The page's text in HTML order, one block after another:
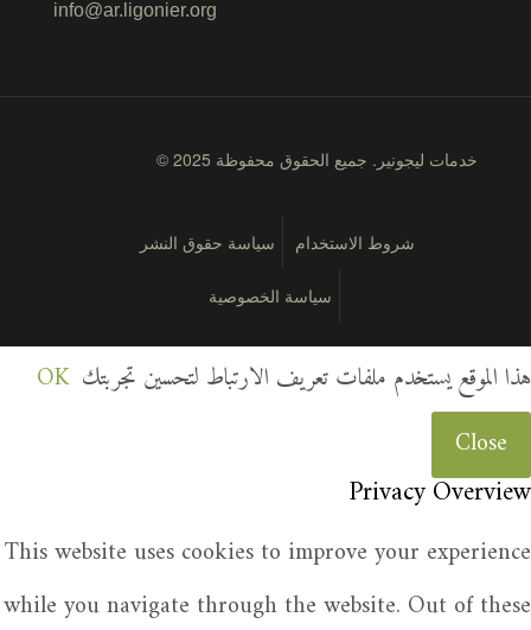
info@ar.ligonier.org
© 2025 خدمات ليجونير. جميع الحقوق محفوظة
شروط الاستخدام سياسة حقوق النشر
سياسة الخصوصية
هذا الموقع يستخدم ملفات تعريف الارتباط لتحسين تجربتك OK
Close
Privacy Overview
This website uses cookies to improve your experience
while you navigate through the website. Out of these